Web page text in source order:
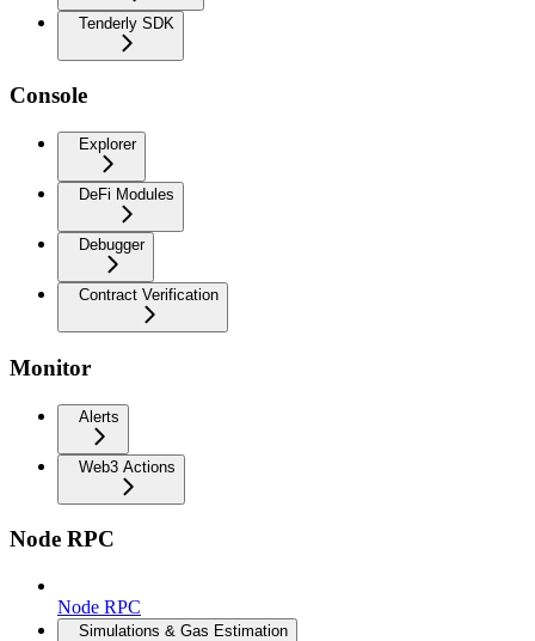
Tenderly SDK
Console
Explorer
DeFi Modules
Debugger
Contract Verification
Monitor
Alerts
Web3 Actions
Node RPC
Node RPC
Simulations & Gas Estimation